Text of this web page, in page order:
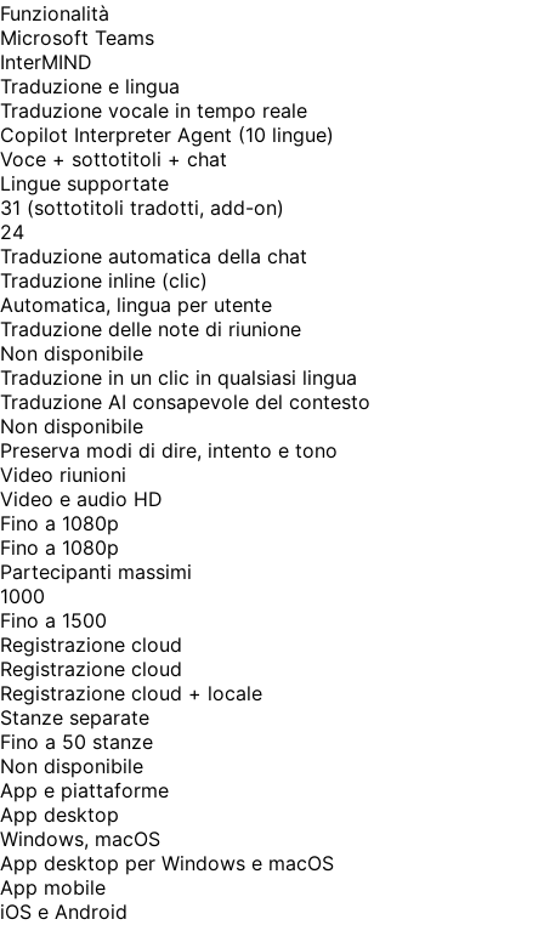
Funzionalità
Microsoft Teams
InterMIND
Traduzione e lingua
Traduzione vocale in tempo reale
Copilot Interpreter Agent (10 lingue)
Voce + sottotitoli + chat
Lingue supportate
31 (sottotitoli tradotti, add-on)
24
Traduzione automatica della chat
Traduzione inline (clic)
Automatica, lingua per utente
Traduzione delle note di riunione
Non disponibile
Traduzione in un clic in qualsiasi lingua
Traduzione AI consapevole del contesto
Non disponibile
Preserva modi di dire, intento e tono
Video riunioni
Video e audio HD
Fino a 1080p
Fino a 1080p
Partecipanti massimi
1000
Fino a 1500
Registrazione cloud
Registrazione cloud
Registrazione cloud + locale
Stanze separate
Fino a 50 stanze
Non disponibile
App e piattaforme
App desktop
Windows, macOS
App desktop per Windows e macOS
App mobile
iOS e Android